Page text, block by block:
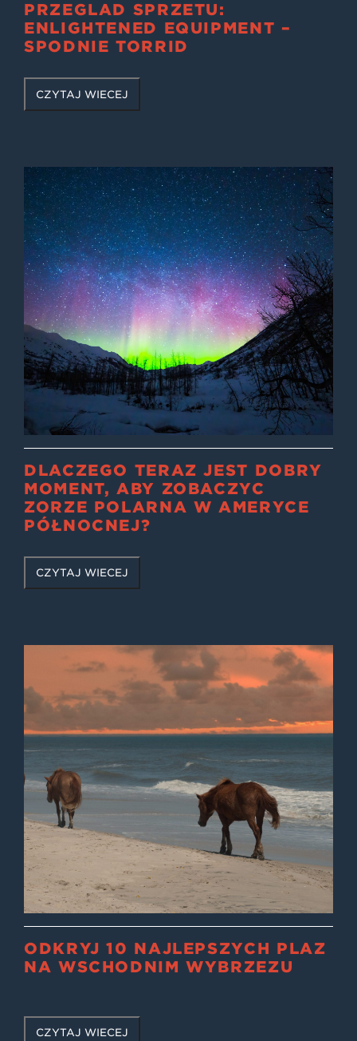
PRZEGLĄD SPRZĘTU:
ENLIGHTENED EQUIPMENT –
SPODNIE TORRID
CZYTAJ WIĘCEJ
DLACZEGO TERAZ JEST DOBRY
MOMENT, ABY ZOBACZYĆ
ZORZĘ POLARNĄ W AMERYCE
PÓŁNOCNEJ?
CZYTAJ WIĘCEJ
ODKRYJ 10 NAJLEPSZYCH PLAŻ
NA WSCHODNIM WYBRZEŻU
CZYTAJ WIĘCEJ